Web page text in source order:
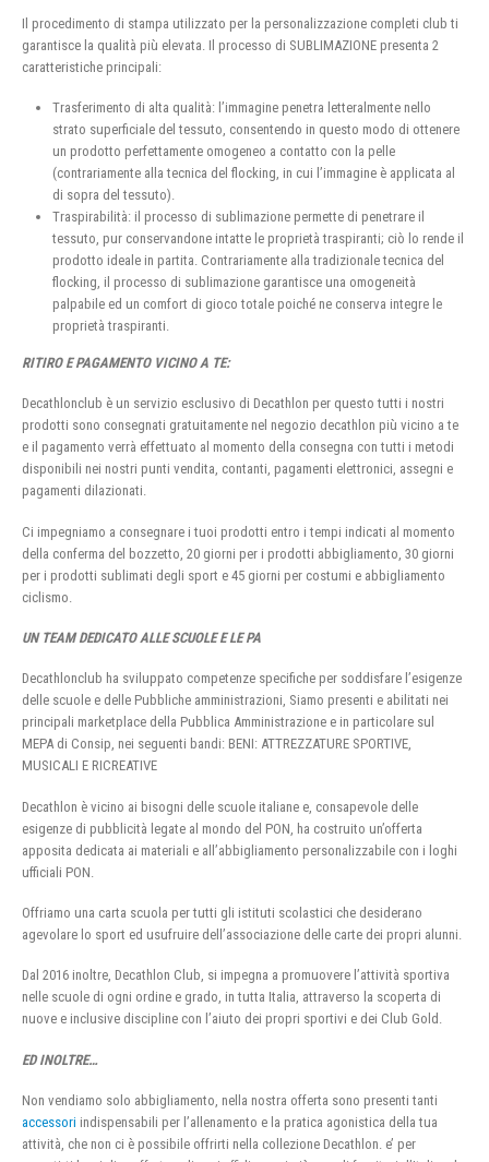
Il procedimento di stampa utilizzato per la personalizzazione completi club ti
garantisce la qualità più elevata. Il processo di SUBLIMAZIONE presenta 2
caratteristiche principali:
Trasferimento di alta qualità: l’immagine penetra letteralmente nello
strato superficiale del tessuto, consentendo in questo modo di ottenere
un prodotto perfettamente omogeneo a contatto con la pelle
(contrariamente alla tecnica del flocking, in cui l’immagine è applicata al
di sopra del tessuto).
Traspirabilità: il processo di sublimazione permette di penetrare il
tessuto, pur conservandone intatte le proprietà traspiranti; ciò lo rende il
prodotto ideale in partita. Contrariamente alla tradizionale tecnica del
flocking, il processo di sublimazione garantisce una omogeneità
palpabile ed un comfort di gioco totale poiché ne conserva integre le
proprietà traspiranti.
RITIRO E PAGAMENTO VICINO A TE:
Decathlonclub è un servizio esclusivo di Decathlon per questo tutti i nostri
prodotti sono consegnati gratuitamente nel negozio decathlon più vicino a te
e il pagamento verrà effettuato al momento della consegna con tutti i metodi
disponibili nei nostri punti vendita, contanti, pagamenti elettronici, assegni e
pagamenti dilazionati.
Ci impegniamo a consegnare i tuoi prodotti entro i tempi indicati al momento
della conferma del bozzetto, 20 giorni per i prodotti abbigliamento, 30 giorni
per i prodotti sublimati degli sport e 45 giorni per costumi e abbigliamento
ciclismo.
UN TEAM DEDICATO ALLE SCUOLE E LE PA
Decathlonclub ha sviluppato competenze specifiche per soddisfare l’esigenze
delle scuole e delle Pubbliche amministrazioni, Siamo presenti e abilitati nei
principali marketplace della Pubblica Amministrazione e in particolare sul
MEPA di Consip, nei seguenti bandi: BENI: ATTREZZATURE SPORTIVE,
MUSICALI E RICREATIVE
Decathlon è vicino ai bisogni delle scuole italiane e, consapevole delle
esigenze di pubblicità legate al mondo del PON, ha costruito un’offerta
apposita dedicata ai materiali e all’abbigliamento personalizzabile con i loghi
ufficiali PON.
Offriamo una carta scuola per tutti gli istituti scolastici che desiderano
agevolare lo sport ed usufruire dell’associazione delle carte dei propri alunni.
Dal 2016 inoltre, Decathlon Club, si impegna a promuovere l’attività sportiva
nelle scuole di ogni ordine e grado, in tutta Italia, attraverso la scoperta di
nuove e inclusive discipline con l’aiuto dei propri sportivi e dei Club Gold.
ED INOLTRE…
Non vendiamo solo abbigliamento, nella nostra offerta sono presenti tanti
accessori indispensabili per l’allenamento e la pratica agonistica della tua
attività, che non ci è possibile offrirti nella collezione Decathlon. e’ per